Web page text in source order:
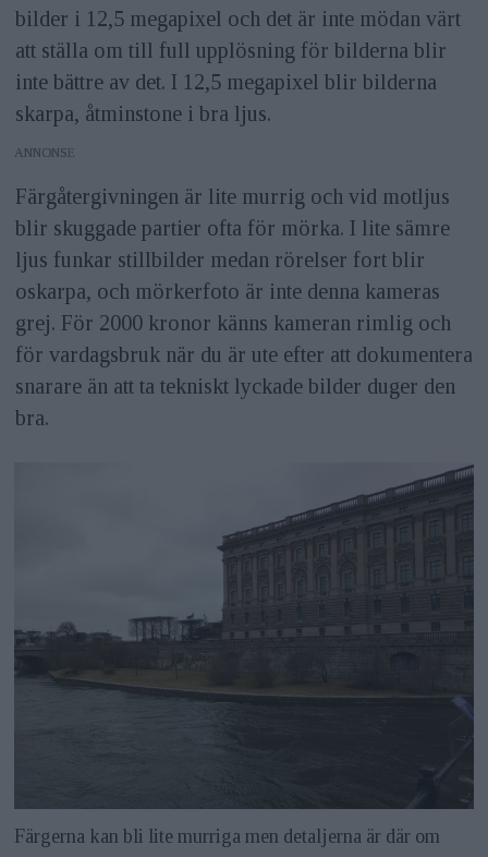
bilder i 12,5 megapixel och det är inte mödan värt
att ställa om till full upplösning för bilderna blir
inte bättre av det. I 12,5 megapixel blir bilderna
skarpa, åtminstone i bra ljus.
ANNONS
Färgåtergivningen är lite murrig och vid motljus
blir skuggade partier ofta för mörka. I lite sämre
ljus funkar stillbilder medan rörelser fort blir
oskarpa, och mörkerfoto är inte denna kameras
grej. För 2000 kronor känns kameran rimlig och
för vardagsbruk när du är ute efter att dokumentera
snarare än att ta tekniskt lyckade bilder duger den
bra.
Färgerna kan bli lite murriga men detaljerna är där om